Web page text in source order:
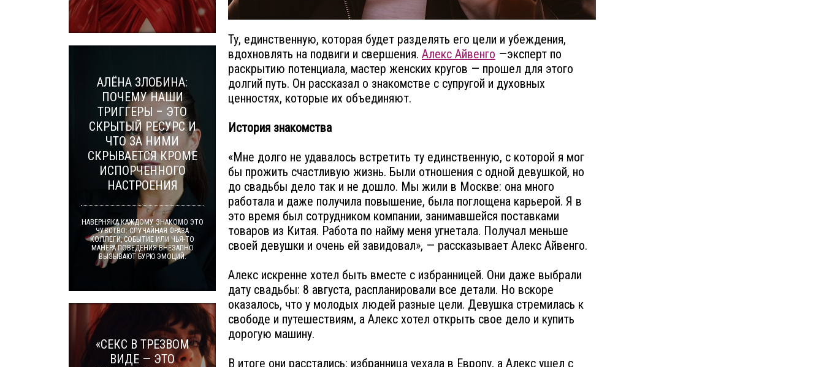
Ту, единственную, которая будет разделять его цели и убеждения,
вдохновлять на подвиги и свершения. Алекс Айвенго —эксперт по
раскрытию потенциала, мастер женских кругов — прошел для этого
долгий путь. Он рассказал о знакомстве с супругой и духовных
ценностях, которые их объединяют.
История знакомства
«Мне долго не удавалось встретить ту единственную, с которой я мог
бы прожить счастливую жизнь. Были отношения с одной девушкой, но
до свадьбы дело так и не дошло. Мы жили в Москве: она много
работала и даже получила повышение, была поглощена карьерой. Я в
это время был сотрудником компании, занимавшейся поставками
товаров из Китая. Работа по найму меня угнетала. Получал меньше
своей девушки и очень ей завидовал», — рассказывает Алекс Айвенго.
Алекс искренне хотел быть вместе с избранницей. Они даже выбрали
дату свадьбы: 8 августа, распланировали все детали. Но вскоре
оказалось, что у молодых людей разные цели. Девушка стремилась к
свободе и путешествиям, а Алекс хотел открыть свое дело и купить
дорогую машину.
В итоге они расстались: избранница уехала в Европу, а Алекс ушел с
АЛЁНА ЗЛОБИНА:
ПОЧЕМУ НАШИ
ТРИГГЕРЫ – ЭТО
СКРЫТЫЙ РЕСУРС И
ЧТО ЗА НИМИ
СКРЫВАЕТСЯ КРОМЕ
ИСПОРЧЕННОГО
НАСТРОЕНИЯ
НАВЕРНЯКА КАЖДОМУ ЗНАКОМО ЭТО
ЧУВСТВО: СЛУЧАЙНАЯ ФРАЗА
КОЛЛЕГИ, СОБЫТИЕ ИЛИ ЧЬЯ-ТО
МАНЕРА ПОВЕДЕНИЯ ВНЕЗАПНО
ВЫЗЫВАЮТ БУРЮ ЭМОЦИЙ.
«СЕКС В ТРЕЗВОМ
ВИДЕ — ЭТО